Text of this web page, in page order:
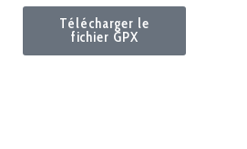
Télécharger le
fichier GPX